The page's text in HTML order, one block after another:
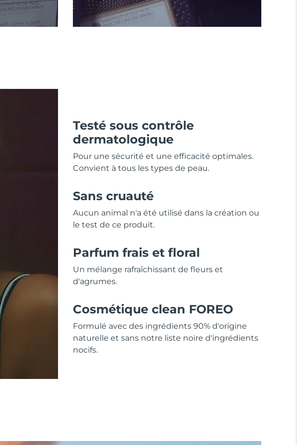
Testé sous contrôle
dermatologique
Pour une sécurité et une efficacité optimales.
Convient à tous les types de peau.
Sans cruauté
Aucun animal n'a été utilisé dans la création ou
le test de ce produit.
Parfum frais et floral
Un mélange rafraîchissant de fleurs et
d'agrumes.
Cosmétique clean FOREO
Formulé avec des ingrédients 90% d'origine
naturelle et sans notre liste noire d'ingrédients
nocifs.